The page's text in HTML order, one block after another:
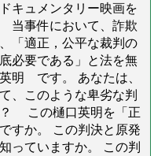
キュメンタリー映画を
当事件において、詐欺
「適正，公平な裁判の
必要である」と法を無
明 です。 あなたは、
、このような卑劣な判
？ この樋口英明を「正
すか。 この判決と原発
っていますか。 この判